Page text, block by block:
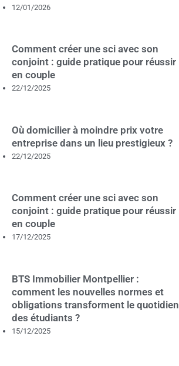
12/01/2026
Comment créer une sci avec son
conjoint : guide pratique pour réussir
en couple
22/12/2025
Où domicilier à moindre prix votre
entreprise dans un lieu prestigieux ?
22/12/2025
Comment créer une sci avec son
conjoint : guide pratique pour réussir
en couple
17/12/2025
BTS Immobilier Montpellier :
comment les nouvelles normes et
obligations transforment le quotidien
des étudiants ?
15/12/2025